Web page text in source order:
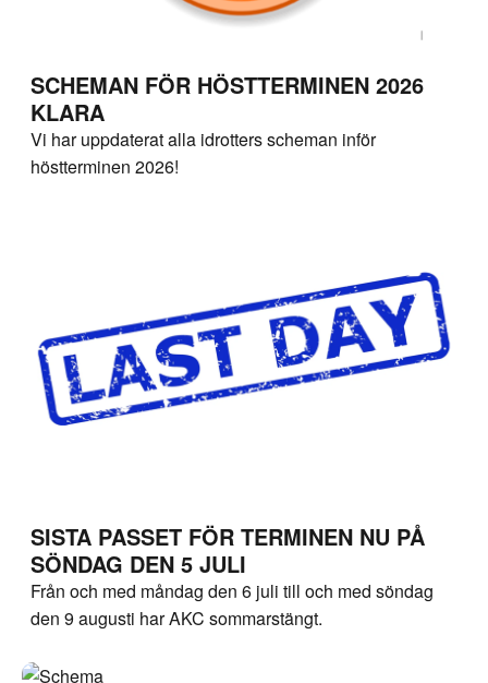
SCHEMAN FÖR HÖSTTERMINEN 2026
KLARA
Vi har uppdaterat alla idrotters scheman inför
höstterminen 2026!
SISTA PASSET FÖR TERMINEN NU PÅ
SÖNDAG DEN 5 JULI
Från och med måndag den 6 juli till och med söndag
den 9 augusti har AKC sommarstängt.